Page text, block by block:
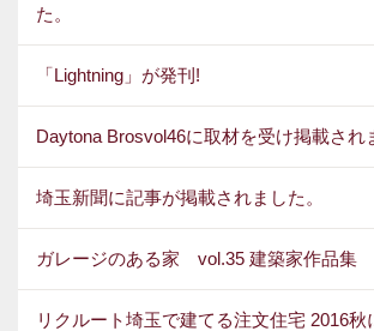
た。
「Lightning」が発刊!
Daytona Brosvol46に取材を受け掲載され
埼玉新聞に記事が掲載されました。
ガレージのある家 vol.35 建築家作品集
リクルート埼玉で建てる注文住宅 2016秋